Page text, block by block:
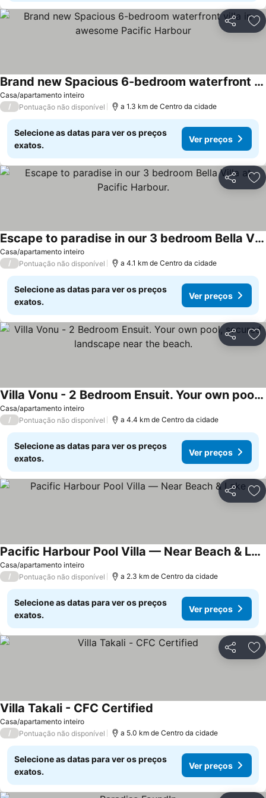
Partilhar
Casa/apartamento inteiro
Brand new Spacious 6-bedroom waterfront villa in awesome Pacific Harbour
Ver preços
/ Pontuação não disponível a 1.3 km de Centro da cidade
Selecione as datas para ver os preços
exatos.
Ver preços
Partilhar
Casa/apartamento inteiro
Escape to paradise in our 3 bedroom Bella Villa at Pacific Harbour.
Ver preços
/ Pontuação não disponível a 4.1 km de Centro da cidade
Selecione as datas para ver os preços
exatos.
Ver preços
Partilhar
Casa/apartamento inteiro
Villa Vonu - 2 Bedroom Ensuit. Your own pool, secured landscape near the beach.
Ver preços
/ Pontuação não disponível a 4.4 km de Centro da cidade
Selecione as datas para ver os preços
exatos.
Ver preços
Partilhar
Casa/apartamento inteiro
Pacific Harbour Pool Villa — Near Beach & Lake
Ver preços
/ Pontuação não disponível a 2.3 km de Centro da cidade
Selecione as datas para ver os preços
exatos.
Ver preços
Partilhar
Casa/apartamento inteiro
Villa Takali - CFC Certified
/ Pontuação não disponível a 5.0 km de Centro da cidade
Selecione as datas para ver os preços
exatos.
Ver preços